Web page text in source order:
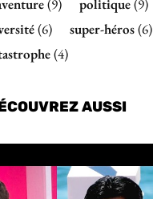
(9) politique(9)
(6) super-héros(6)
(4)
AUSSI